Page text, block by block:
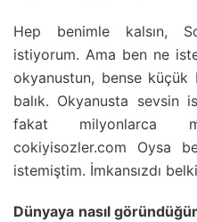
Hep benimle kalsın,
istiyorum. Ama ben ne
okyanustun, bense küçük
balık. Okyanusta sevsin
fakat milyonlarca
cokiyisozler.com Oysa
istemiştim. İmkansızdı
Dünyaya nasıl